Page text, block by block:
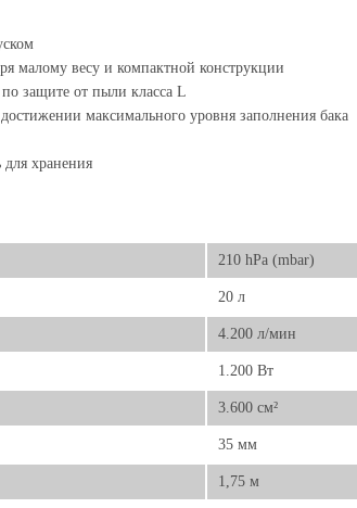
малому весу и компактной конструкции
защите от пыли класса L
максимального уровня заполнения бака
хранения
210 hPa (mbar)
20 л
4.200 л/мин
1.200 Вт
3.600 см²
35 мм
1,75 м